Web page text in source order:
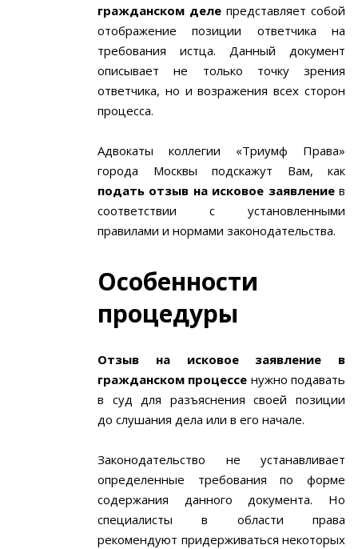
гражданском деле представляет собой
отображение позиции ответчика на
требования истца. Данный документ
описывает не только точку зрения
ответчика, но и возражения всех сторон
процесса.
Адвокаты коллегии «Триумф Права»
города Москвы подскажут Вам, как
подать отзыв на исковое заявлениев
соответствии с установленными
правилами и нормами законодательства.
Особенности
процедуры
Отзыв на исковое заявление в
гражданском процессе нужно подавать
в суд для разъяснения своей позиции
до слушания дела или в его начале.
Законодательство не устанавливает
определенные требования по форме
содержания данного документа. Но
специалисты в области права
рекомендуют придерживаться некоторых